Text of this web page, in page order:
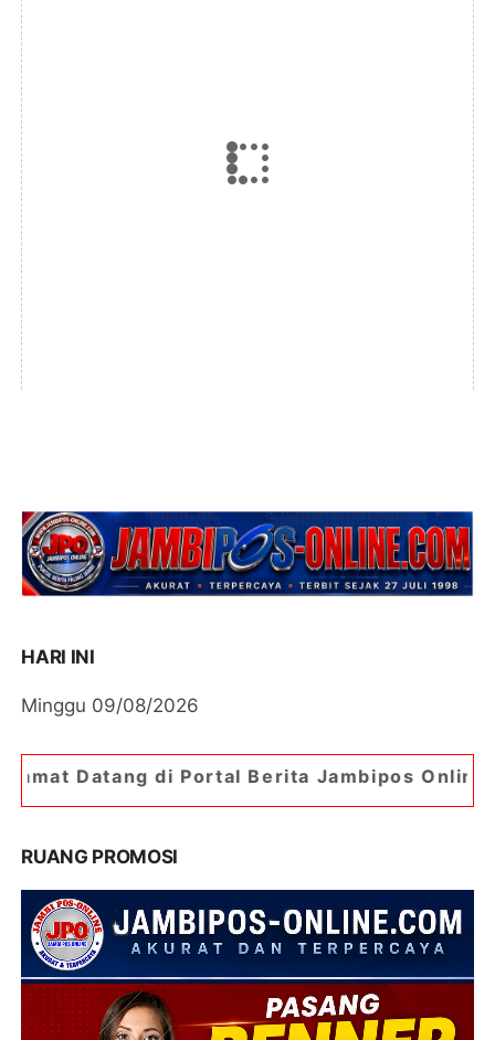
HARI INI
Minggu 09/08/2026
Portal Berita Jambipos Online. Portal Berita
RUANG PROMOSI